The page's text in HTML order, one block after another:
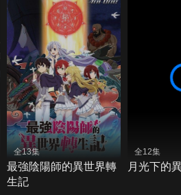
全13集
最強陰陽師的異世界轉
生記
全12集
月光下的